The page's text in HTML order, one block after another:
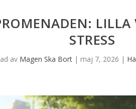
STRESS
av Magen Ska Bort| maj 7, 2026 |